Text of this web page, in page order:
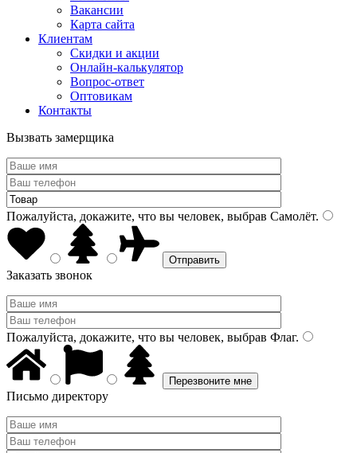
Вакансии
Карта сайта
Клиентам
Скидки и акции
Онлайн-калькулятор
Вопрос-ответ
Оптовикам
Контакты
Вызвать замерщика
Пожалуйста, докажите, что вы человек, выбрав Самолёт.
Заказать звонок
Пожалуйста, докажите, что вы человек, выбрав Флаг.
Письмо директору